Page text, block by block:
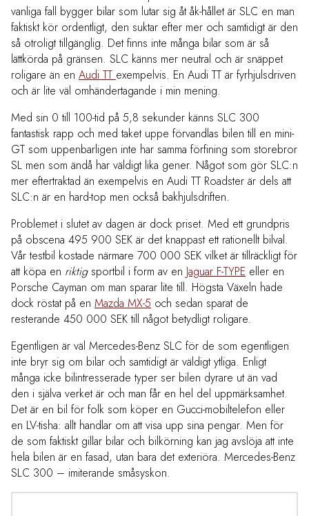
vanliga fall bygger bilar som lutar sig åt åk-hållet är SLC en man
faktiskt kör ordentligt, den suktar efter mer och samtidigt är den
så otroligt tillgänglig. Det finns inte många bilar som är så
lättkörda på gränsen. SLC känns mer neutral och är snäppet
roligare än en Audi TT exempelvis. En Audi TT är fyrhjulsdriven
och är lite väl omhändertagande i min mening.
Med sin 0 till 100-tid på 5,8 sekunder känns SLC 300
fantastisk rapp och med taket uppe förvandlas bilen till en mini-
GT som uppenbarligen inte har samma förfining som storebror
SL men som ändå har väldigt lika gener. Något som gör SLC:n
mer eftertraktad än exempelvis en Audi TT Roadster är dels att
SLC:n är en hard-top men också bakhjulsdriften.
Problemet i slutet av dagen är dock priset. Med ett grundpris
på obscena 495 900 SEK är det knappast ett rationellt bilval.
Vår testbil kostade närmare 700 000 SEK vilket är tillräckligt för
att köpa en riktig sportbil i form av en Jaguar F-TYPE eller en
Porsche Cayman om man sparar lite till. Högsta Växeln hade
dock röstat på en Mazda MX-5 och sedan sparat de
resterande 450 000 SEK till något betydligt roligare.
Egentligen är väl Mercedes-Benz SLC för de som egentligen
inte bryr sig om bilar och samtidigt är väldigt ytliga. Enligt
många icke bilintresserade typer ser bilen dyrare ut än vad
den i själva verket är och man får en hel del uppmärksamhet.
Det är en bil för folk som köper en Gucci-mobiltelefon eller
en LV-tisha: allt handlar om att visa upp sina pengar. Men för
de som faktiskt gillar bilar och bilkörning kan jag avslöja att inte
hela bilen är en fasad, utan bara det exteriöra. Mercedes-Benz
SLC 300 – imiterande småsyskon.